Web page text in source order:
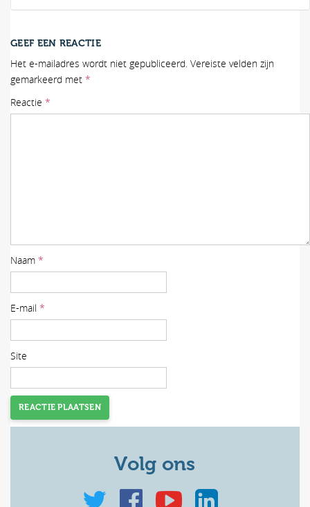
GEEF EEN REACTIE
Het e-mailadres wordt niet gepubliceerd. Vereiste velden zijn
gemarkeerd met *
Reactie *
Naam *
E-mail *
Site
Volg ons